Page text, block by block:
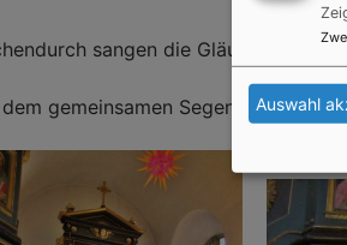
sangen die Gläubigen
gemeinsamen Segen dankten
Auswahl